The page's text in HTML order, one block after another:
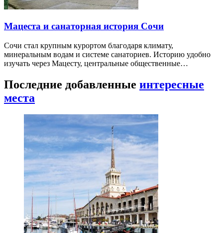
Мацеста и санаторная история Сочи
Сочи стал крупным курортом благодаря климату,
минеральным водам и системе санаториев. Историю удобно
изучать через Мацесту, центральные общественные…
Последние добавленные интересные
места